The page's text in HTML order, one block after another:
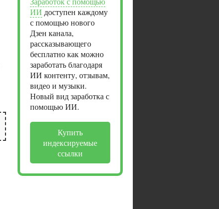
ИИ доступен каждому
с помощью нового
Дзен канала,
рассказывающего
бесплатно как можно
заработать благодаря
ИИ контенту, отзывам,
видео и музыки.
Новый вид заработка с
помощью ИИ.
Купить
индексируемые
ссылки